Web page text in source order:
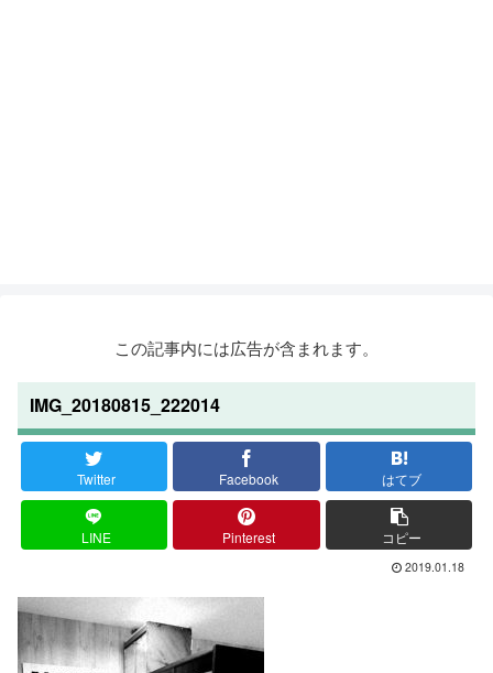
この記事内には広告が含まれます。
IMG_20180815_222014
Twitter Facebook はてブ
LINE Pinterest コピー
2019.01.18